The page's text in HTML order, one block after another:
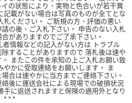
の状態により、実物と色合いが若干異
記載がない場合は写真のものが全てとな
札ください。 ご新規の方、評価の悪い
の後、ご入札下さい。 申告のない入札
がありますのでご了承下さい。
者情報などの記入がない方は トラブル
することがありますので 落札後は速や
またこの件を承知の上ご入札お願い致
やかに受取連絡をお願いします。 ま
合は速やかに当方までご連絡下さい。
後に運送会社による現場での破損状況
手に返送されますと保険の適用外となり
* * *